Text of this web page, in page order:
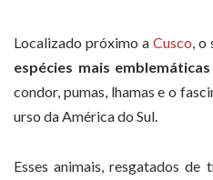
Localizado próximo a Cusco, o
espécies mais
condor, pumas, lhamas e o
urso da América do Sul.
Esses animais, resgatados